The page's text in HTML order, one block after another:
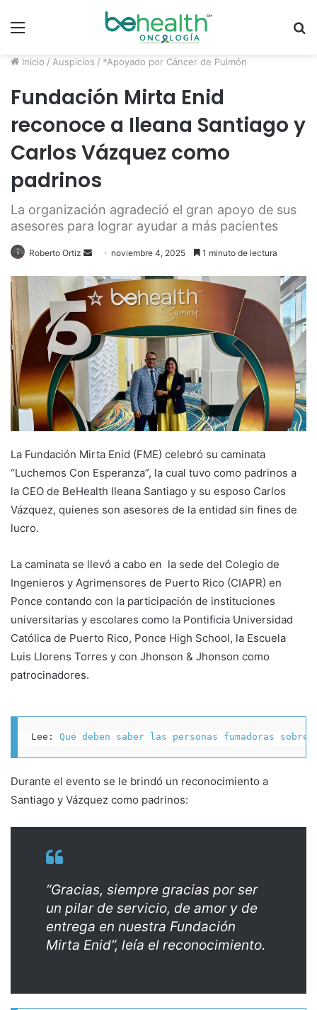
Inicio / Auspicios / *Apoyado por Cáncer de Pulmón
Fundación Mirta Enid
reconoce a Ileana Santiago y
Carlos Vázquez como
padrinos
La organización agradeció el gran apoyo de sus
asesores para lograr ayudar a más pacientes
Roberto Ortiz
n
d
n
e
m
a
i
l
noviembre 4, 2025 1 minuto de lectura
La Fundación Mirta Enid (FME) celebró su caminata
“Luchemos Con Esperanza”, la cual tuvo como padrinos a
la CEO de BeHealth Ileana Santiago y su esposo Carlos
Vázquez, quienes son asesores de la entidad sin fines de
lucro.
La caminata se llevó a cabo en la sede del Colegio de
Ingenieros y Agrimensores de Puerto Rico (CIAPR) en
Ponce contando con la participación de instituciones
universitarias y escolares como la Pontificia Universidad
Católica de Puerto Rico, Ponce High School, la Escuela
Luis Llorens Torres y con Jhonson & Jhonson como
patrocinadores.
Lee: Qué deben saber las personas fumadoras sobre
Durante el evento se le brindó un reconocimiento a
Santiago y Vázquez como padrinos:
“Gracias, siempre gracias por ser
un pilar de servicio, de amor y de
entrega en nuestra Fundación
Mirta Enid”, leía el reconocimiento.